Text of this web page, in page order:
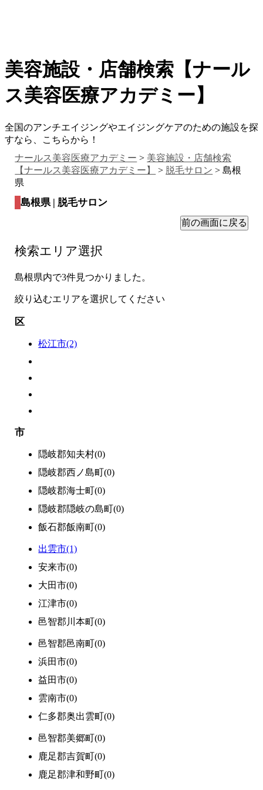
美容施設・店舗検索【ナール
ス美容医療アカデミー】
全国のアンチエイジングやエイジングケアのための施設を探
すなら、こちらから！
ナールス美容医療アカデミー > 美容施設・店舗検索
【ナールス美容医療アカデミー】
> 脱毛サロン > 島根
県
島根県 | 脱毛サロン
検索エリア選択
島根県内で3件見つかりました。
絞り込むエリアを選択してください
区
松江市(2)
市
隠岐郡知夫村(0)
隠岐郡西ノ島町(0)
隠岐郡海士町(0)
隠岐郡隠岐の島町(0)
飯石郡飯南町(0)
出雲市(1)
安来市(0)
大田市(0)
江津市(0)
邑智郡川本町(0)
邑智郡邑南町(0)
浜田市(0)
益田市(0)
雲南市(0)
仁多郡奥出雲町(0)
邑智郡美郷町(0)
鹿足郡吉賀町(0)
鹿足郡津和野町(0)